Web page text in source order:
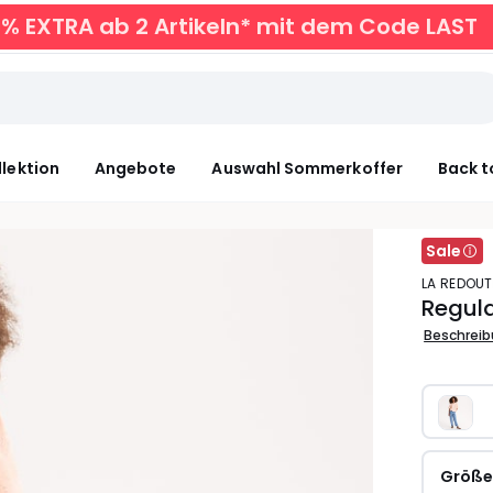
EXTRA ab 2 Artikeln* mit dem Code LAST
Angebote Auswahl Sommerkoffer Back
Sale
LA
Größe